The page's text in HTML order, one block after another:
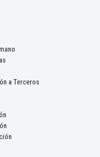
a Terceros